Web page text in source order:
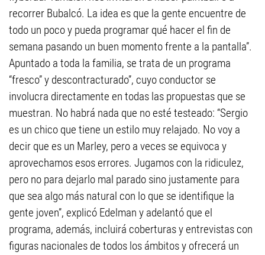
recorrer Bubalcó. La idea es que la gente encuentre de
todo un poco y pueda programar qué hacer el fin de
semana pasando un buen momento frente a la pantalla”.
Apuntado a toda la familia, se trata de un programa
“fresco” y descontracturado”, cuyo conductor se
involucra directamente en todas las propuestas que se
muestran. No habrá nada que no esté testeado: “Sergio
es un chico que tiene un estilo muy relajado. No voy a
decir que es un Marley, pero a veces se equivoca y
aprovechamos esos errores. Jugamos con la ridiculez,
pero no para dejarlo mal parado sino justamente para
que sea algo más natural con lo que se identifique la
gente joven”, explicó Edelman y adelantó que el
programa, además, incluirá coberturas y entrevistas con
figuras nacionales de todos los ámbitos y ofrecerá un